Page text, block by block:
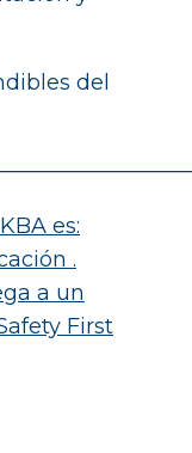
del
es:
.
a un
First